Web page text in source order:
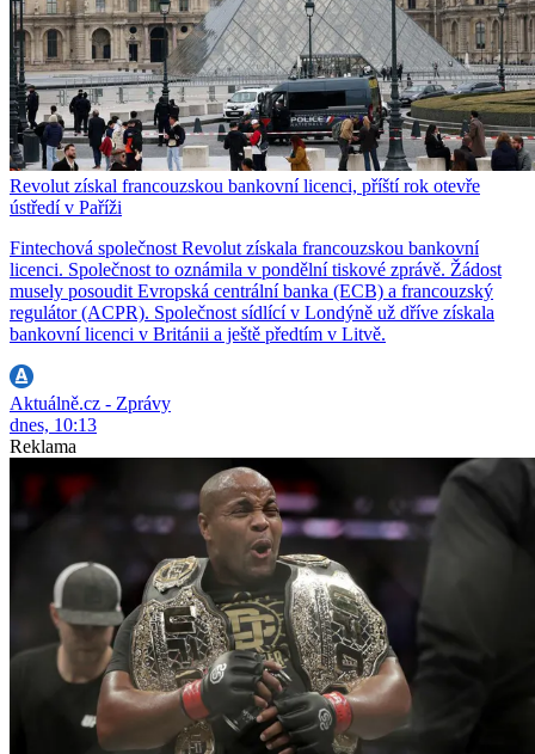
Revolut získal francouzskou bankovní licenci, příští rok otevře
ústředí v Paříži
Fintechová společnost Revolut získala francouzskou bankovní
licenci. Společnost to oznámila v pondělní tiskové zprávě. Žádost
musely posoudit Evropská centrální banka (ECB) a francouzský
regulátor (ACPR). Společnost sídlící v Londýně už dříve získala
bankovní licenci v Británii a ještě předtím v Litvě.
Aktuálně.cz - Zprávy
dnes, 10:13
Reklama